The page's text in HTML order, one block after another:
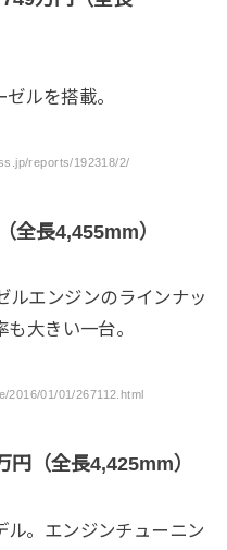
ルを搭載。
reports/192318/2/
全長4,455mm）
ルエンジンのラインナッ
大きい一台。
2016/01/01/267112.html
（全長4,425mm）
ル。エンジンチューニン